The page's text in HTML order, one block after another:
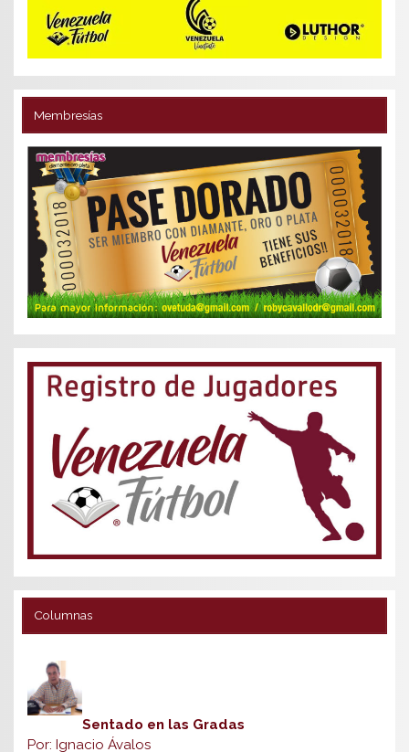
Membresías
Columnas
Sentado en las Gradas
Por: Ignacio Ávalos